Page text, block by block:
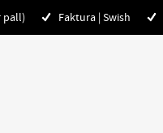
pall) Faktura | Swish